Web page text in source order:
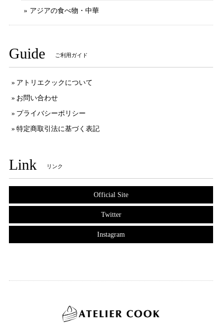
アジアの食べ物・中華
Guide ご利用ガイド
アトリエクックについて
お問い合わせ
プライバシーポリシー
特定商取引法に基づく表記
Link リンク
Official Site
Twitter
Instagram